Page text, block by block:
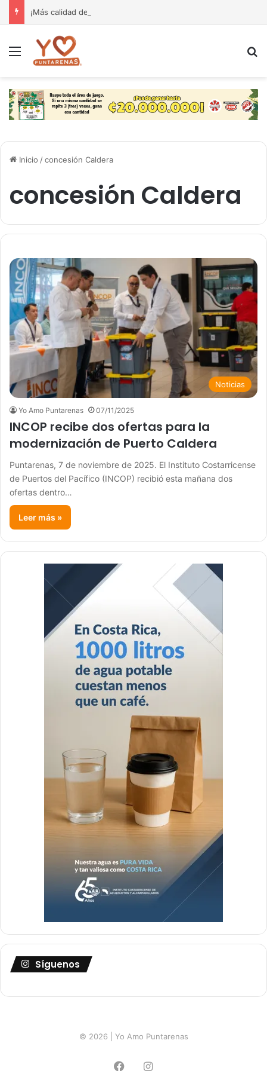
Menú
Inicio /concesión Caldera
concesión Caldera
Noticias
Yo Amo Puntarenas 07/11/2025
INCOP recibe dos ofertas para la
modernización de Puerto Caldera
Puntarenas, 7 de noviembre de 2025. El Instituto Costarricense
de Puertos del Pacífico (INCOP) recibió esta mañana dos
ofertas dentro…
Leer más »
Síguenos
© 2026 | Yo Amo Puntarenas
FacebookInstagram